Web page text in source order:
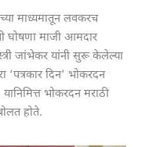
माध्यमातून लवकरच
घोषणा माजी आमदार
जांभेकर यांनी सुरू केलेल्या
‘पत्रकार दिन’ भोकरदन
भोकरदन मराठी
होते.